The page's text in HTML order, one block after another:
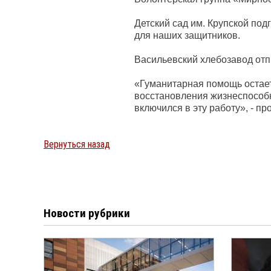
Детский сад им. Крупской
для наших защитников.
Васильевский хлебозавод
«Гуманитарная помощь
восстановления
включился в эту работу», -
Вернуться назад
Новости рубрики